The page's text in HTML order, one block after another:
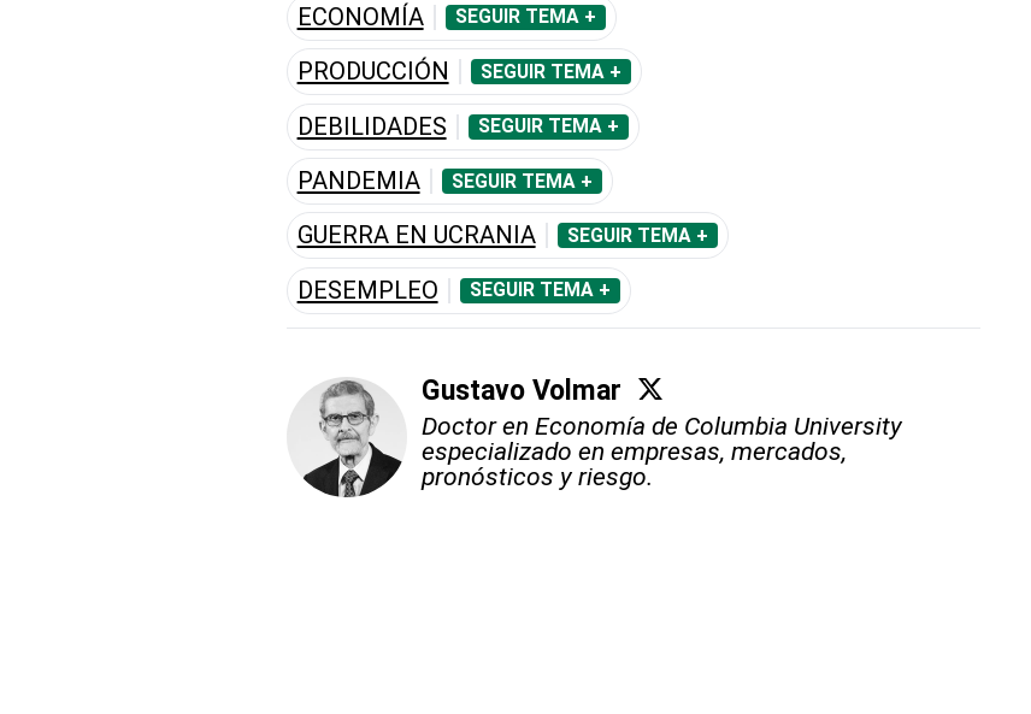
ECONOMÍA SEGUIR TEMA +
PRODUCCIÓN SEGUIR TEMA +
DEBILIDADES SEGUIR TEMA +
PANDEMIA SEGUIR TEMA +
GUERRA EN UCRANIA SEGUIR TEMA +
DESEMPLEO SEGUIR TEMA +
Gustavo Volmar
Doctor en Economía de Columbia University
especializado en empresas, mercados,
pronósticos y riesgo.